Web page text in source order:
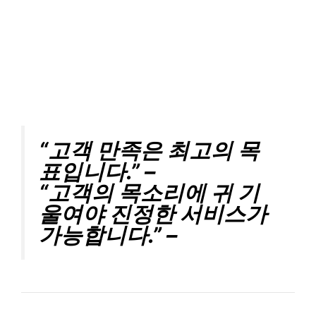
“고객 만족은 최고의 목
표입니다.” –
“고객의 목소리에 귀 기
울여야 진정한 서비스가
가능합니다.” –